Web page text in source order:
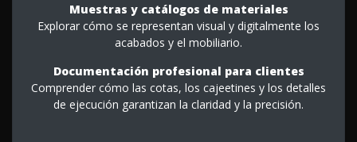
Muestras y catálogos de materiales
Explorar cómo se representan visual y digitalmente los
acabados y el mobiliario.
Documentación profesional para clientes
Comprender cómo las cotas, los cajeetines y los detalles
de ejecución garantizan la claridad y la precisión.